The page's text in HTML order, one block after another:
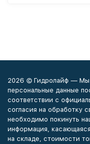
2026 © Гидролайф — Мы
персональные данные
соответствии с
согласия на обработку
необходимо покинуть
информация,
на складе, стоимости